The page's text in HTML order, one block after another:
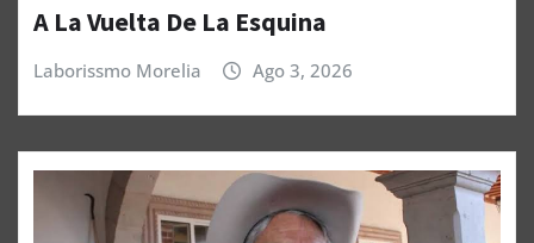
A La Vuelta De La Esquina
Laborissmo Morelia Ago 3, 2026